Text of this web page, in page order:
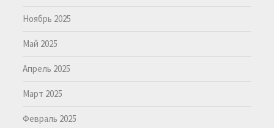
Ноябрь 2025
Май 2025
Апрель 2025
Март 2025
Февраль 2025